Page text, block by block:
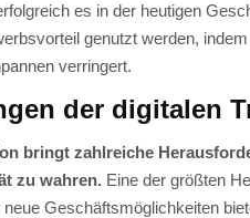
es in der heutigen
genutzt werden,
verringert.
der digitalen
bringt zahlreiche
zu wahren. Eine der größten
neue Geschäftsmöglichkeiten